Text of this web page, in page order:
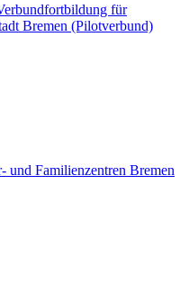
für
Bremen (Pilotverbund)
Familienzentren Bremen